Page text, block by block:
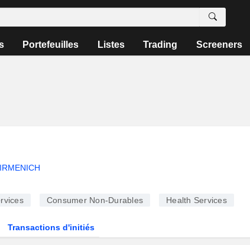
Portefeuilles Listes Trading Screeners
Consumer Non-Durables Health Services
Transactions d'initiés